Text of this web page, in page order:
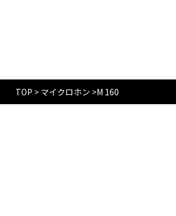
TOP > マイクロホン >M 160